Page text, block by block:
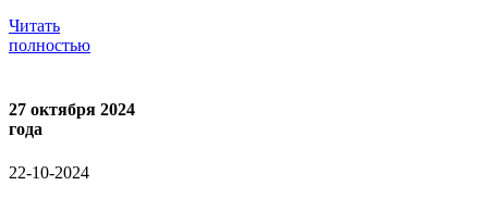
Читать
полностью
27 октября 2024
года
22-10-2024